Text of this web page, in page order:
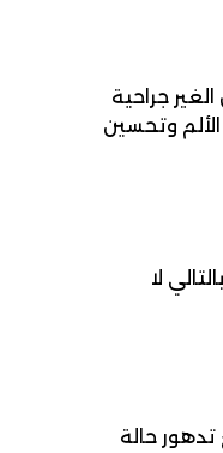
جراحية
وتحسين
لا
حالة